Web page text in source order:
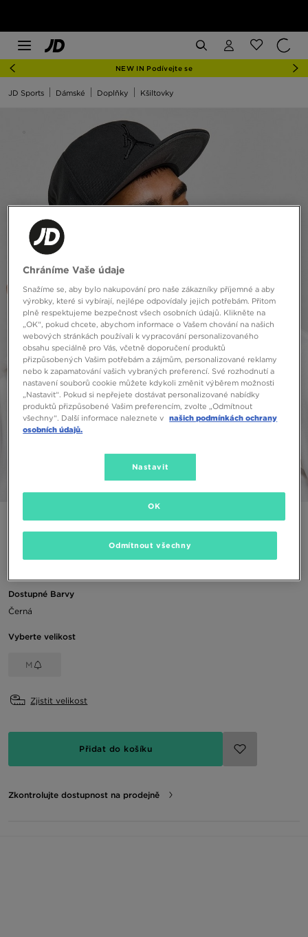
NEW IN Podívejte se
JD Sports Dámské Doplňky Kšiltovky
JORDAN ČEPICE U J PRO CAP S FB JUMPMAN
390 Kč
Dostupné Barvy
Černá
Vyberte velikost
M
Zjistit velikost
Přidat do košíku
Zkontrolujte dostupnost na prodejně
Chráníme Vaše údaje
Snažíme se, aby bylo nakupování pro naše zákazníky příjemné a aby
výrobky, které si vybírají, nejlépe odpovídaly jejich potřebám. Přitom
plně respektujeme bezpečnost všech osobních údajů. Klikněte na
„OK“, pokud chcete, abychom informace o Vašem chování na našich
webových stránkách používali k vypracování personalizovaného
obsahu speciálně pro Vás, včetně doporučení produktů
přizpůsobených Vašim potřebám a zájmům, personalizované reklamy
nebo k zapamatování vašich vybraných preferencí. Své rozhodnutí a
nastavení souborů cookie můžete kdykoli změnit výběrem možnosti
„Nastavit“. Pokud si nepřejete dostávat personalizované nabídky
produktů přizpůsobené Vašim preferencím, zvolte „Odmítnout
všechny“. Další informace naleznete v našich podmínkách ochrany
osobních údajů.
Nastavit
Odmítnout všechny
OK